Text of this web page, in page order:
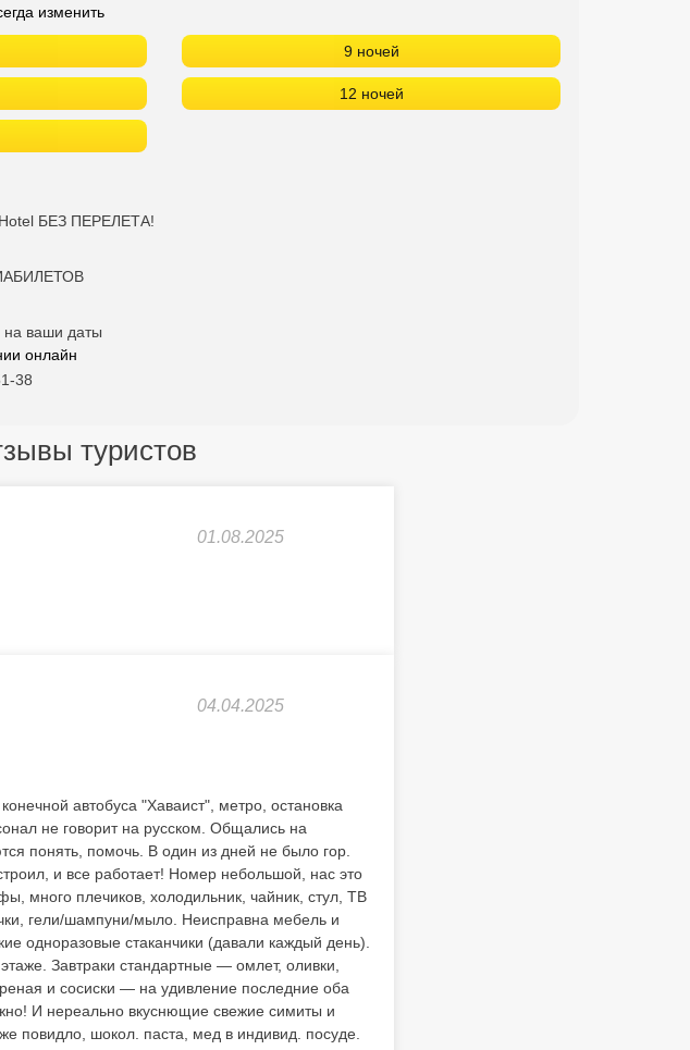
изменить
9 ночей
12 ночей
БЕЗ ПЕРЕЛЕТА!
на ваши даты
онлайн
38
туристов
01.08.2025
04.04.2025
автобуса "Хаваист", метро, остановка
не говорит на русском. Общались на
понять, помочь. В один из дней не было гор.
и все работает! Номер небольшой, нас это
много плечиков, холодильник, чайник, стул, ТВ
гели/шампуни/мыло. Неисправна мебель и
одноразовые стаканчики (давали каждый день).
Завтраки стандартные — омлет, оливки,
и сосиски — на удивление последние оба
И нереально вкуснющие свежие симиты и
повидло, шокол. паста, мед в индивид. посуде.